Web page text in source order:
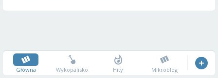
Główna Wykopalisko Hity Mikroblog